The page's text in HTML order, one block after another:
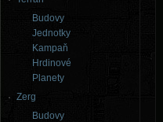
Budovy
Jednotky
Kampaň
Hrdinové
Planety
Zerg
Budovy